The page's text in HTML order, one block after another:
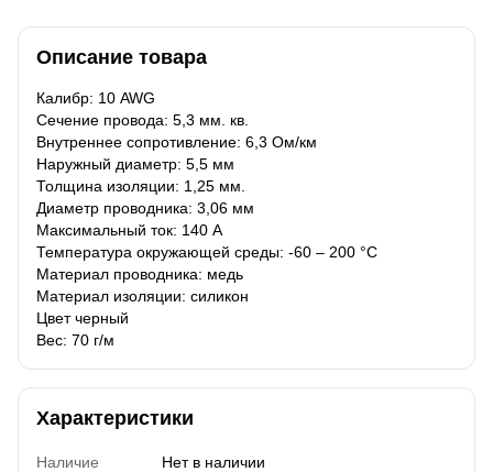
Описание товара
Калибр: 10 AWG
Сечение провода: 5,3 мм. кв.
Внутреннее сопротивление: 6,3 Ом/км
Наружный диаметр: 5,5 мм
Толщина изоляции: 1,25 мм.
Диаметр проводника: 3,06 мм
Максимальный ток: 140 А
Температура окружающей среды: -60 – 200 °С
Материал проводника: медь
Материал изоляции: силикон
Цвет черный
Вес: 70 г/м
Характеристики
Наличие
Нет в наличии